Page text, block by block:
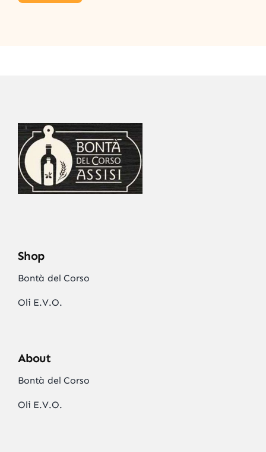
Shop
Bontà del Corso
Oli E.V.O.
About
Bontà del Corso
Oli E.V.O.